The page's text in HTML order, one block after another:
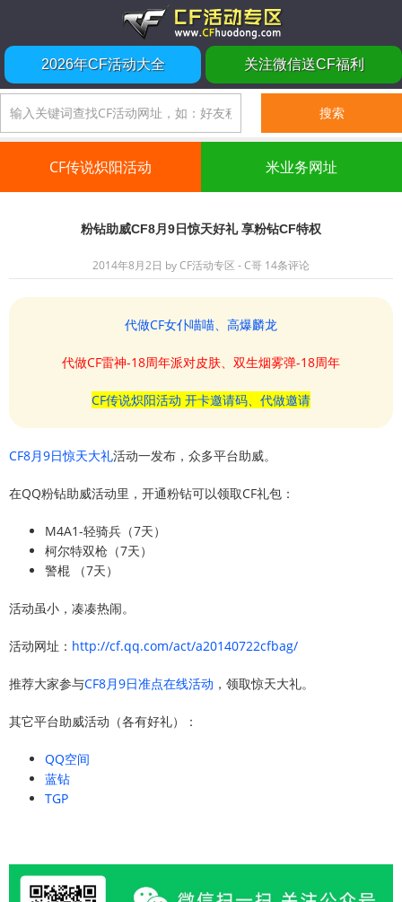
2026年CF活动大全 关注微信送CF福利
CF传说炽阳活动 米业务网址
粉钻助威CF8月9日惊天好礼 享粉钻CF特权
2014年8月2日 byCF活动专区 - C哥 14条评论
代做CF女仆喵喵、高爆麟龙
代做CF雷神-18周年派对皮肤、双生烟雾弹-18周年
CF传说炽阳活动 开卡邀请码、代做邀请
CF8月9日惊天大礼活动一发布，众多平台助威。
在QQ粉钻助威活动里，开通粉钻可以领取CF礼包：
M4A1-轻骑兵（7天）
柯尔特双枪（7天）
警棍 （7天）
活动虽小，凑凑热闹。
活动网址： http://cf.qq.com/act/a20140722cfbag/
推荐大家参与CF8月9日准点在线活动 ，领取惊天大礼。
其它平台助威活动（各有好礼）：
QQ空间
蓝钻
TGP